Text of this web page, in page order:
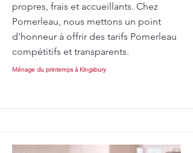
propres, frais et accueillants. Chez
Pomerleau, nous mettons un point
d'honneur à offrir des tarifs Pomerleau
compétitifs et transparents.
Ménage du printemps à Kingsbury